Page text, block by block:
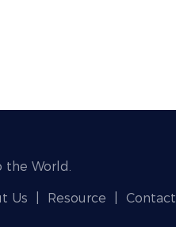
the World.
Us Resource Contact